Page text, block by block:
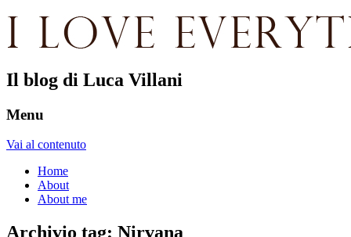
Il blog di Luca Villani
Menu
Vai al contenuto
Home
About
About me
Archivio tag: Nirvana